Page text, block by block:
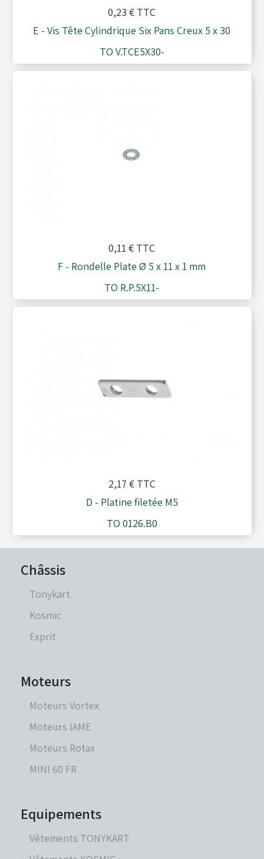
0,23 € TTC
E - Vis Tête Cylindrique Six Pans Creux 5 x 30
TO V.TCE5X30-
0,11 € TTC
F - Rondelle Plate Ø 5 x 11 x 1 mm
TO R.P.5X11-
2,17 € TTC
D - Platine filetée M5
TO 0126.B0
Châssis
Tonykart
Kosmic
Exprit
Moteurs
Moteurs Vortex
Moteurs IAME
Moteurs Rotax
MINI 60 FR
Equipements
Vêtements TONYKART